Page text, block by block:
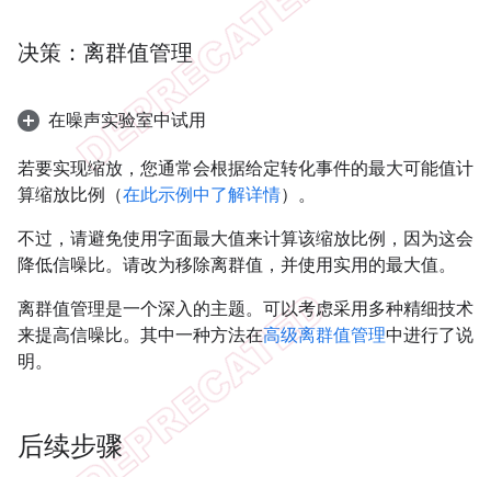
决策：离群值管理
在噪声实验室中试用
若要实现缩放，您通常会根据给定转化事件的最大可能值计
算缩放比例（在此示例中了解详情）。
不过，请避免使用字面最大值来计算该缩放比例，因为这会
降低信噪比。请改为移除离群值，并使用实用的最大值。
离群值管理是一个深入的主题。可以考虑采用多种精细技术
来提高信噪比。其中一种方法在高级离群值管理中进行了说
明。
后续步骤